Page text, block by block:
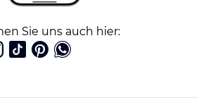
Sie uns auch hier: